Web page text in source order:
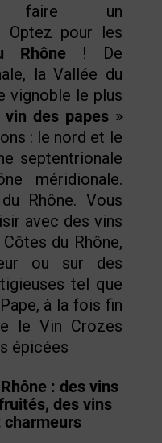
faire un
Optez pour les
Rhône ! De
la Vallée du
vignoble le plus
vin des papes»
: le nord et le
septentrionale
méridionale.
Rhône. Vous
avec des vins
du Rhône,
ou sur des
tel que
à la fois fin
le Vin Crozes
épicées
: des vins
des vins
charmeurs